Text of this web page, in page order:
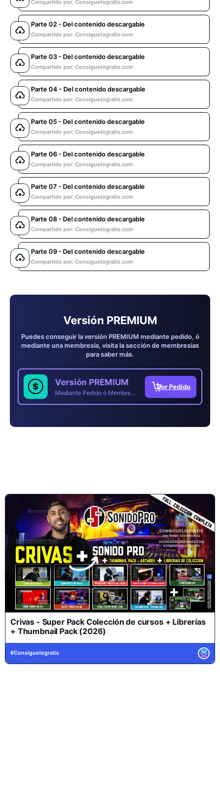
Compartido por: Consiguelogratis.com
Parte 02 - Del contenido descargable
Compartido por: Consiguelogratis.com
Parte 03 - Del contenido descargable
Compartido por: Consiguelogratis.com
Parte 04 - Del contenido descargable
Compartido por: Consiguelogratis.com
Parte 05 - Del contenido descargable
Compartido por: Consiguelogratis.com
Parte 06 - Del contenido descargable
Compartido por: Consiguelogratis.com
Parte 07 - Del contenido descargable
Compartido por: Consiguelogratis.com
Parte 08 - Del contenido descargable
Compartido por: Consiguelogratis.com
Parte 09 - Del contenido descargable
Compartido por: Consiguelogratis.com
Versión PREMIUM
Puedes conseguir la versión PREMIUM mediante pedido, ó
mediante una membresía, visita la sección de membresías
para saber más.
Versión PREMIUM
Mediante Pedido ó Membresía
Crivas - Super Pack Colección de cursos + Librerías
+ Thumbnail Pack (2026)